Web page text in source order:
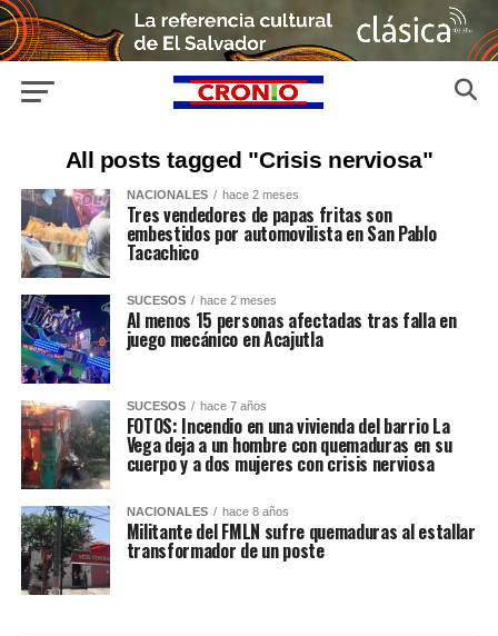
All posts tagged "Crisis nerviosa"
NACIONALES hace 2 meses
Tres vendedores de papas fritas son
embestidos por automovilista en San Pablo
Tacachico
SUCESOS hace 2 meses
Al menos 15 personas afectadas tras falla en
juego mecánico en Acajutla
SUCESOS hace 7 años
FOTOS: Incendio en una vivienda del barrio La
Vega deja a un hombre con quemaduras en su
cuerpo y a dos mujeres con crisis nerviosa
NACIONALES hace 8 años
Militante del FMLN sufre quemaduras al estallar
transformador de un poste